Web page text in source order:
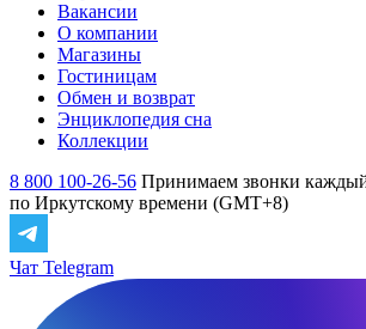
Вакансии
О компании
Магазины
Гостиницам
Обмен и возврат
Энциклопедия сна
Коллекции
8 800 100-26-56 Принимаем звонки
по Иркутскому времени (GMT+8)
Чат Telegram